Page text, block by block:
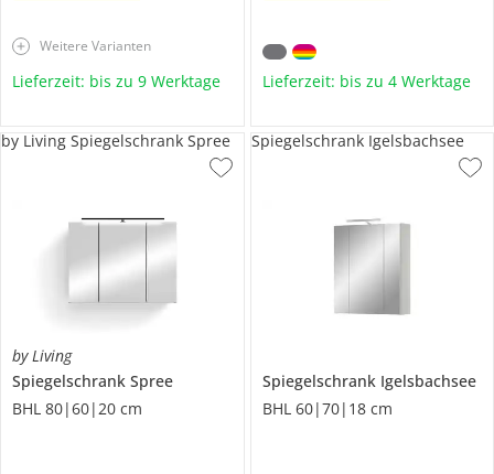
Weitere Varianten
Lieferzeit: bis zu 9 Werktage Lieferzeit: bis zu 4 Werktage
by Living
Spiegelschrank Spree
BHL 80|60|20 cm
by Living Spiegelschrank Spree
Spiegelschrank Igelsbachsee
BHL 60|70|18 cm
Spiegelschrank Igelsbachsee